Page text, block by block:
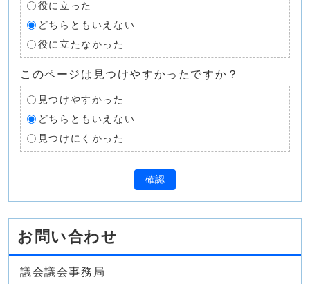
役に立った
どちらともいえない
役に立たなかった
このページは見つけやすかったですか？
見つけやすかった
どちらともいえない
見つけにくかった
確認
お問い合わせ
議会議会事務局